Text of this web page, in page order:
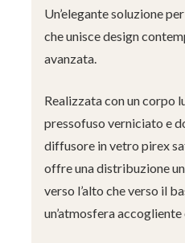
Un’elegante soluzione
che unisce design
avanzata.
Realizzata con un corpo
pressofuso verniciato e
diffusore in vetro pirex
offre una distribuzione
verso l’alto che verso il
un’atmosfera accogliente